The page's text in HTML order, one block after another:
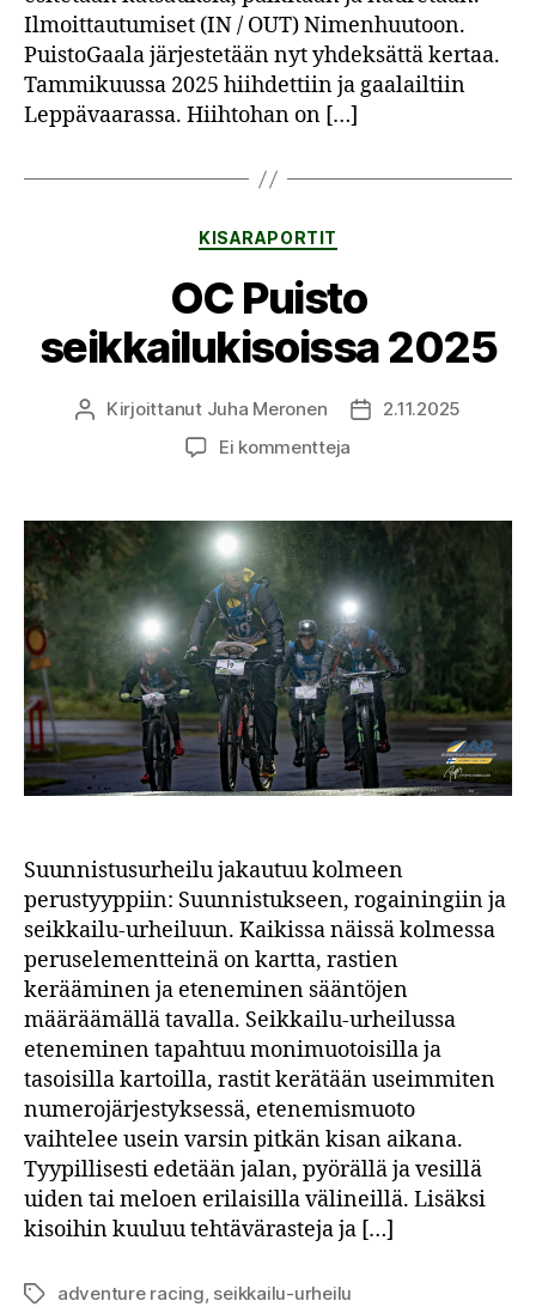
Ilmoittautumiset (IN / OUT) Nimenhuutoon.
PuistoGaala järjestetään nyt yhdeksättä kertaa.
Tammikuussa 2025 hiihdettiin ja gaalailtiin
Leppävaarassa. Hiihtohan on […]
Kategoriat
KISARAPORTIT
OC Puisto
seikkailukisoissa 2025
Kirjoittaja
Kirjoittanut Juha Meronen Julkaisupäivämäärä
2.11.2025
Ei kommentteja
seikkailukisoissa
2025
Suunnistusurheilu jakautuu kolmeen
perustyyppiin: Suunnistukseen, rogainingiin ja
seikkailu-urheiluun. Kaikissa näissä kolmessa
peruselementteinä on kartta, rastien
kerääminen ja eteneminen sääntöjen
määräämällä tavalla. Seikkailu-urheilussa
eteneminen tapahtuu monimuotoisilla ja
tasoisilla kartoilla, rastit kerätään useimmiten
numerojärjestyksessä, etenemismuoto
vaihtelee usein varsin pitkän kisan aikana.
Tyypillisesti edetään jalan, pyörällä ja vesillä
uiden tai meloen erilaisilla välineillä. Lisäksi
kisoihin kuuluu tehtävärasteja ja […]
Avainsanat
adventure racing seikkailu-urheilu